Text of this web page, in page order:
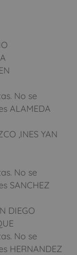
No se
ALAMEDA
,INES YAN
No se
SANCHEZ
DIEGO
No se
HERNANDEZ